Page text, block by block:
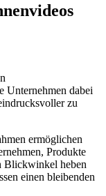
Unternehmen dabei
zu
ermöglichen
Produkte
Blickwinkel heben
einen bleibenden